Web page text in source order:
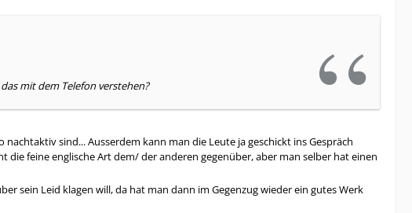
mit dem Telefon verstehen?
sind... Ausserdem kann man die Leute ja geschickt ins Gespräch
feine englische Art dem/ der anderen gegenüber, aber man selber hat einen
sein Leid klagen will, da hat man dann im Gegenzug wieder ein gutes Werk